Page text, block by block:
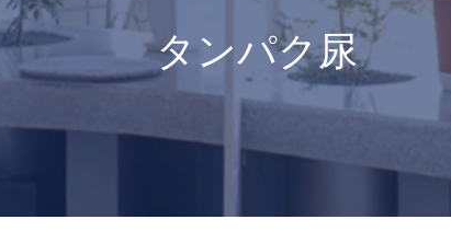
タンパク尿